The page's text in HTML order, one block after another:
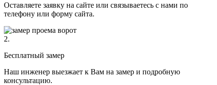
Оставляете заявку на сайте или связываетесь с нами по
телефону или форму сайта.
2.
Бесплатный замер
Наш инженер выезжает к Вам на замер и подробную
консультацию.